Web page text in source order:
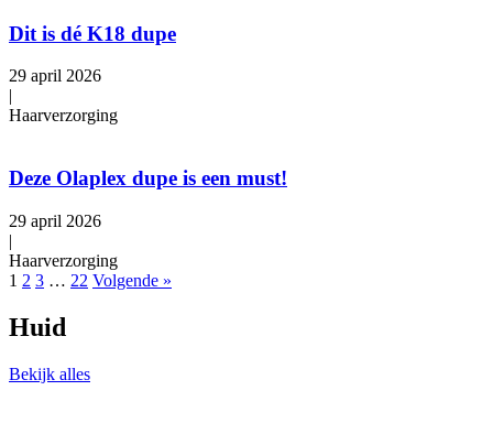
Dit is dé K18 dupe
29 april 2026
|
Haarverzorging
Deze Olaplex dupe is een must!
29 april 2026
|
Haarverzorging
1 2 3 … 22 Volgende »
Huid
Bekijk alles